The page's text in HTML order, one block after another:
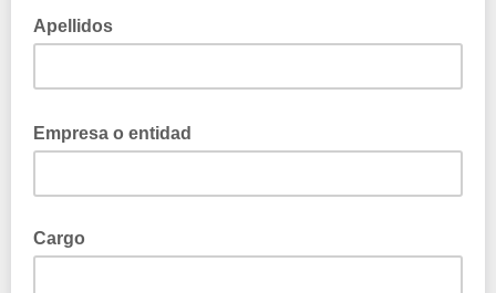
Apellidos
Empresa o entidad
Cargo